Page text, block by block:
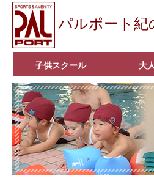
パルポート紀
子供スクール
ベビーコース
幼児コース
小学生コース
育成コース
選手コース
キッズパーク(体操教室)
子どもダンス教室
■入会案内■
大
アクア悠々
いきいきコ
■入会案内■